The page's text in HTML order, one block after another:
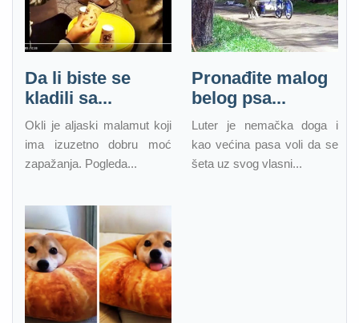
Da li biste se
kladili sa...
Okli je aljaski malamut koji
ima izuzetno dobru moć
zapažanja. Pogleda...
Pronađite malog
belog psa...
Luter je nemačka doga i
kao većina pasa voli da se
šeta uz svog vlasni...